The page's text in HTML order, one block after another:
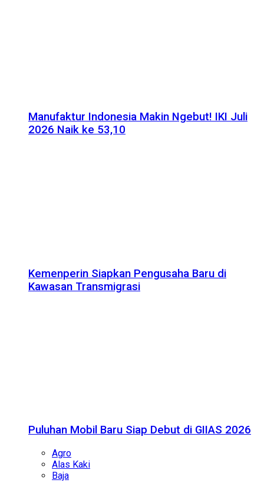
Manufaktur Indonesia Makin Ngebut! IKI Juli
2026 Naik ke 53,10
Kemenperin Siapkan Pengusaha Baru di
Kawasan Transmigrasi
Puluhan Mobil Baru Siap Debut di GIIAS 2026
Agro
Alas Kaki
Baja